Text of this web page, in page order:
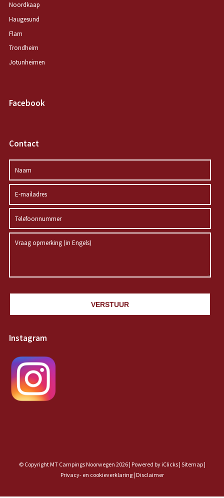
Noordkaap
Haugesund
Flam
Trondheim
Jotunheimen
Facebook
Contact
VERSTUUR
Instagram
© Copyright MT Campings Noorwegen 2026 | Powered by iClicks| Sitemap|
Privacy- en cookieverklaring | Disclaimer